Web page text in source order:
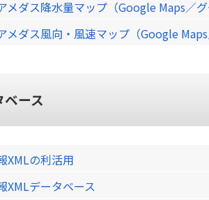
メダス降水量マップ（Google Maps／
メダス風向・風速マップ（Google
ース
XMLの利活用
XMLデータベース